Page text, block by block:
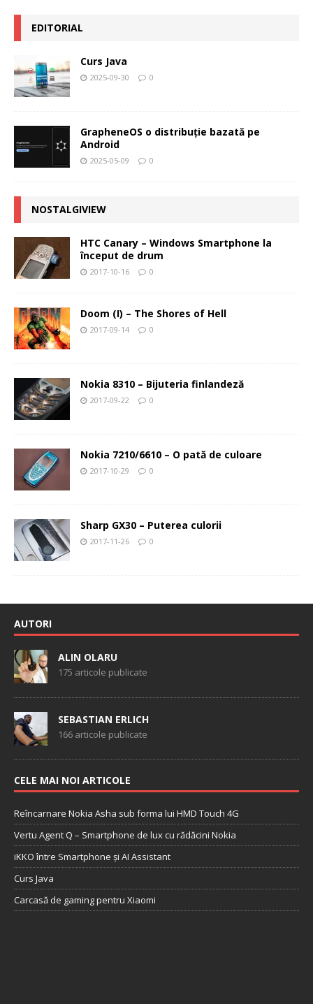
EDITORIAL
Curs Java
2025-09-30 0
GrapheneOS o distribuție bazată pe
Android
2025-05-09 0
NOSTALGIVIEW
HTC Canary – Windows Smartphone la
început de drum
2017-10-16 0
Doom (I) – The Shores of Hell
2017-09-14 0
Nokia 8310 – Bijuteria finlandeză
2017-09-22 0
Nokia 7210/6610 – O pată de culoare
2017-10-29 0
Sharp GX30 – Puterea culorii
2017-11-26 0
AUTORI
ALIN OLARU
175 articole publicate
SEBASTIAN ERLICH
166 articole publicate
CELE MAI NOI ARTICOLE
Reîncarnare Nokia Asha sub forma lui HMD Touch 4G
Vertu Agent Q – Smartphone de lux cu rădăcini Nokia
iKKO între Smartphone și AI Assistant
Curs Java
Carcasă de gaming pentru Xiaomi